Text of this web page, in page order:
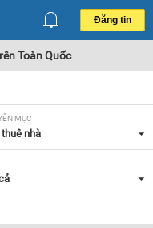
Đăng tin
Toàn Quốc
MỤC
thuê nhà
NGỦ